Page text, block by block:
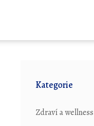
Kategorie
Zdraví a wellness